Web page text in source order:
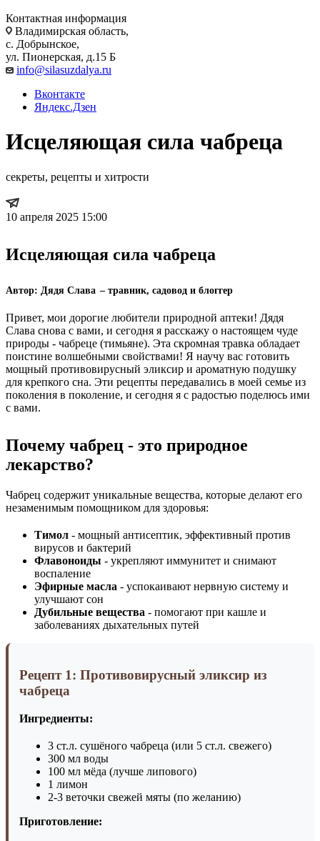
Контактная информация
Владимирская область,
с. Добрынское,
ул. Пионерская, д.15 Б
info@silasuzdalya.ru
Вконтакте
Яндекс.Дзен
Исцеляющая сила чабреца
секреты, рецепты и хитрости
10 апреля 2025 15:00
Исцеляющая сила чабреца
Автор: Дядя Слава – травник, садовод и блоггер
Привет, мои дорогие любители природной аптеки! Дядя
Слава снова с вами, и сегодня я расскажу о настоящем чуде
природы - чабреце (тимьяне). Эта скромная травка обладает
поистине волшебными свойствами! Я научу вас готовить
мощный противовирусный эликсир и ароматную подушку
для крепкого сна. Эти рецепты передавались в моей семье из
поколения в поколение, и сегодня я с радостью поделюсь ими
с вами.
Почему чабрец - это природное
лекарство?
Чабрец содержит уникальные вещества, которые делают его
незаменимым помощником для здоровья:
Тимол - мощный антисептик, эффективный против
вирусов и бактерий
Флавоноиды - укрепляют иммунитет и снимают
воспаление
Эфирные масла - успокаивают нервную систему и
улучшают сон
Дубильные вещества - помогают при кашле и
заболеваниях дыхательных путей
Рецепт 1: Противовирусный эликсир из
чабреца
Ингредиенты:
3 ст.л. сушёного чабреца (или 5 ст.л. свежего)
300 мл воды
100 мл мёда (лучше липового)
1 лимон
2-3 веточки свежей мяты (по желанию)
Приготовление: